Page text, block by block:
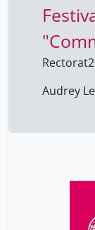
Rectorat
Audrey